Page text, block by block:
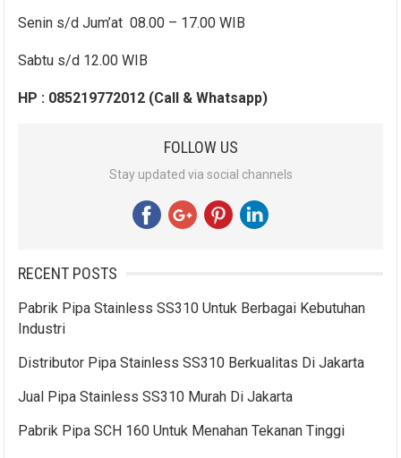
Senin s/d Jum’at 08.00 – 17.00 WIB
Sabtu s/d 12.00 WIB
HP : 085219772012 (Call & Whatsapp)
FOLLOW US
Stay updated via social channels
RECENT POSTS
Pabrik Pipa Stainless SS310 Untuk Berbagai Kebutuhan
Industri
Distributor Pipa Stainless SS310 Berkualitas Di Jakarta
Jual Pipa Stainless SS310 Murah Di Jakarta
Pabrik Pipa SCH 160 Untuk Menahan Tekanan Tinggi